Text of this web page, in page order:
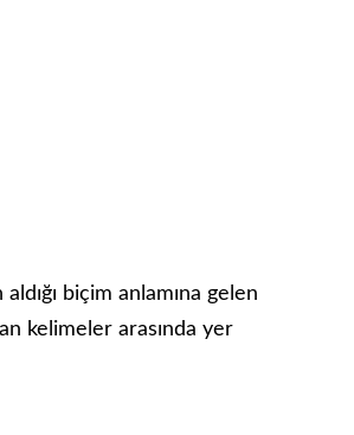
aldığı biçim anlamına gelen
kelimeler arasında yer